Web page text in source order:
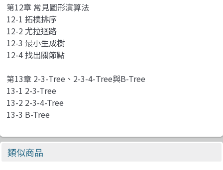
第12章 常見圖形演算法
12-1 拓樸排序
12-2 尤拉迴路
12-3 最小生成樹
12-4 找出關節點
第13章 2-3-Tree、2-3-4-Tree與B-Tree
13-1 2-3-Tree
13-2 2-3-4-Tree
13-3 B-Tree
類似商品